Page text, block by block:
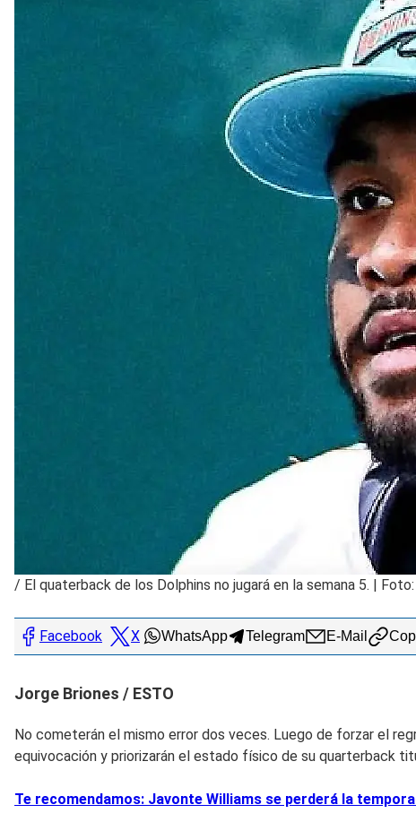
/ El quaterback de los Dolphins no jugará en la semana 5. |
Facebook X WhatsApp Telegram E-Mail
Jorge Briones / ESTO
No cometerán el mismo error dos veces. Luego de forzar el
equivocación y priorizarán el estado físico de su quarterback
Te recomendamos: Javonte Williams se perderá la